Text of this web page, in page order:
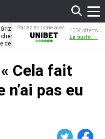
Grizzlies
déjà une
de sortie
Dwane Casey
bientôt coach
Pariez en ligne avec
100€ offerts
La suite →
Cela fait
n’ai pas eu
Facebook